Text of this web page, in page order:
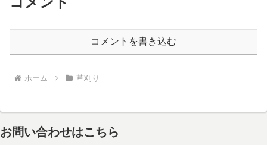
コメントを書き込む
ホーム 草刈り
お問い合わせはこちら